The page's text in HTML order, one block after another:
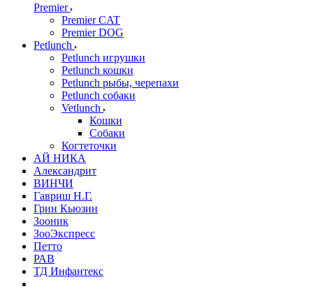
Premier
Premier CAT
Premier DOG
Petlunch
Petlunch игрушки
Petlunch кошки
Petlunch рыбы, черепахи
Petlunch собаки
Vetlunch
Кошки
Собаки
Когтеточки
АЙ НИКА
Александрит
ВИНЧИ
Гавриш Н.Г.
Грин Кьюзин
Зооник
ЗооЭкспресс
Петто
РАВ
ТД Инфантекс